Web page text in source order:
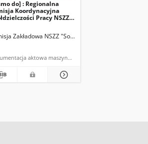
"Stalmech" w Kielcach
do] : Regionalna
Koordynacyjna
Pracy NSZZ
Zakładowa NSZZ "Solidarność" w Zakładach
dokumentacja aktowa maszynopis